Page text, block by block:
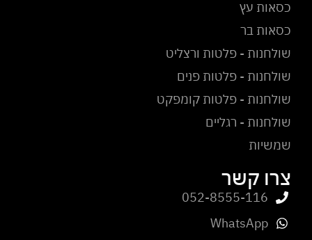
כסאות עץ
כסאות בר
שולחנות - פלטות ורצליט
שולחנות - פלטות פנים
שולחנות - פלטות קומפקט
שולחנות - רגליים
שמשיות
צרו קשר
052-8555-116
WhatsApp